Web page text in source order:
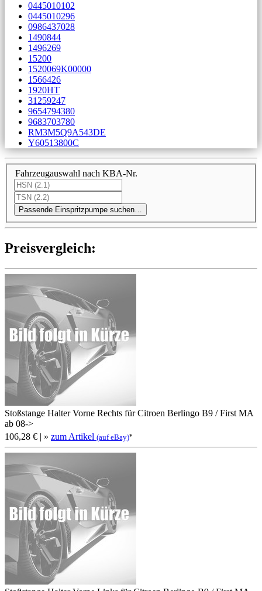
0445010102
0445010296
0986437028
1490844
1496269
15200
1520069K00000
1566426
1920HT
31259247
9654794380
9683703780
RM3M5Q9A543DE
Y60513800C
Fahrzeugauswahl nach KBA-Nr.
Passende Einspritzpumpe suchen…
Preis­ver­gleich:
Stoßstange Halter Vorne Rechts für Citroen Berlingo B9 / First MA
ab 08->
106,28 € | » zum Artikel (auf eBay)*